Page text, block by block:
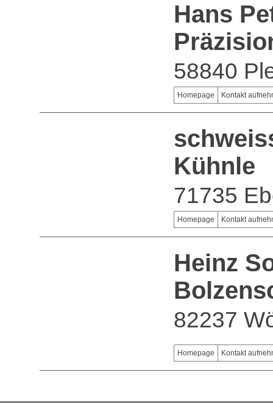
Hans
58840
Homepage Kontakt
Kühnle
71735
Homepage Kontakt
Heinz
82237
Homepage Kontakt